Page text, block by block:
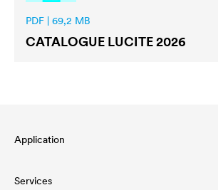
PDF | 69,2 MB
CATALOGUE LUCITE2026
Application
Lasure pour bois
Services